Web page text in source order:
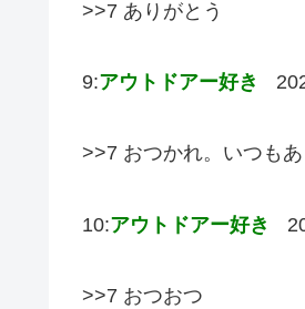
>>7 ありがとう
9:アウトドアー好き
>>7 おつかれ。いつもあ
10:アウトドアー好き
>>7 おつおつ